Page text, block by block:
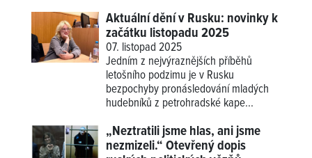
Aktuální dění v Rusku: novinky k
začátku listopadu 2025
07. listopad 2025
Jedním z nejvýraznějších příběhů
letošního podzimu je v Rusku
bezpochyby pronásledování mladých
hudebníků z petrohradské kape...
„Neztratili jsme hlas, ani jsme
nezmizeli.“ Otevřený dopis